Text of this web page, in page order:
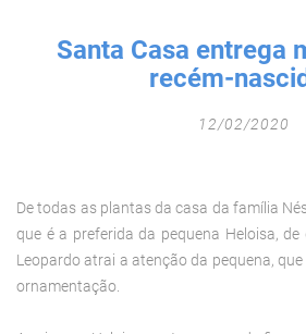
Santa Casa entrega
recém-
12/02/2020
De todas as plantas da casa da família
que é a preferida da pequena Heloisa,
Leopardo atrai a atenção da pequena,
ornamentação.